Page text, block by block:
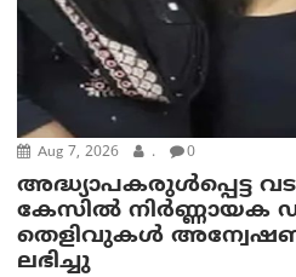
Aug 7, 2026 . 0
അദ്ധ്യാപകരുള്‍പ്പെട്ട
കേസില്‍ നിര്‍ണ്ണായക
തെളിവുകള്‍
ലഭിച്ചു